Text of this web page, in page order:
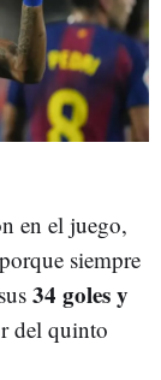
en el juego,
siempre
34 goles y
del quinto